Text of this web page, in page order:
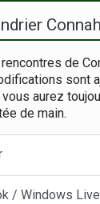
de
sont
aurez
de main.
/ Windows Live